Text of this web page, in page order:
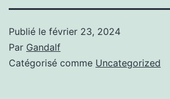
Publié le février 23, 2024
Par Gandalf
Catégorisé comme Uncategorized